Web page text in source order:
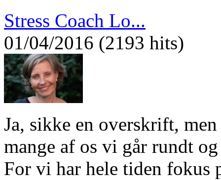
Stress Coach Lo...
01/04/2016 (2193 hits)
Ja, sikke en overskrift,
mange af os vi går rundt
For vi har hele tiden fokus